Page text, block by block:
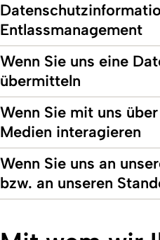
Entlassmanagement
Wenn Sie uns eine
übermitteln
Wenn Sie mit uns
Medien interagieren
Wenn Sie uns an
bzw. an unseren